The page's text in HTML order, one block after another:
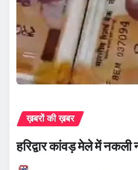
ख़बरों की ख़बर
हरिद्वार कांवड़ मेले में